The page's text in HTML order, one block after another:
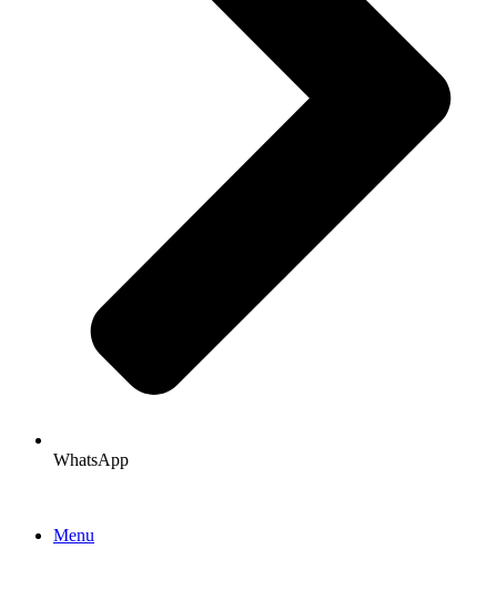
WhatsApp
Menu